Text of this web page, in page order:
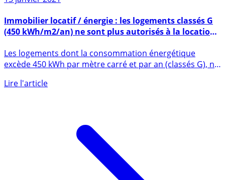
13 janvier 2021
(450 kWh/m2/an) ne sont plus autorisés à la location
dès le 1er janvier 2023
excède 450 kWh par mètre carré et par an (classés G), ne